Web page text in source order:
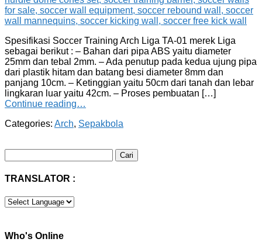
Spesifikasi Soccer Training Arch Liga TA-01 merek Liga
sebagai berikut : – Bahan dari pipa ABS yaitu diameter
25mm dan tebal 2mm. – Ada penutup pada kedua ujung pipa
dari plastik hitam dan batang besi diameter 8mm dan
panjang 10cm. – Ketinggian yaitu 50cm dari tanah dan lebar
lingkaran luar yaitu 42cm. – Proses pembuatan […]
Continue reading…
Categories: Arch, Sepakbola
untuk:
TRANSLATOR :
Who's Online